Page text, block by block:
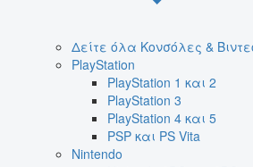
Δείτε όλα Κονσόλες &
PlayStation
PlayStation 1 και 2
PlayStation 3
PlayStation 4 και 5
PSP και PS Vita
Nintendo